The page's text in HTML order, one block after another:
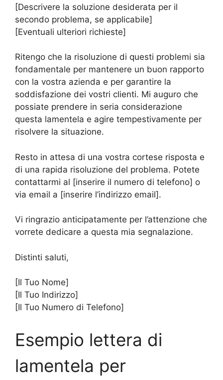
[Descrivere la soluzione desiderata per il
secondo problema, se applicabile]
[Eventuali ulteriori richieste]
Ritengo che la risoluzione di questi problemi sia
fondamentale per mantenere un buon rapporto
con la vostra azienda e per garantire la
soddisfazione dei vostri clienti. Mi auguro che
possiate prendere in seria considerazione
questa lamentela e agire tempestivamente per
risolvere la situazione.
Resto in attesa di una vostra cortese risposta e
di una rapida risoluzione del problema. Potete
contattarmi al [inserire il numero di telefono] o
via email a [inserire l’indirizzo email].
Vi ringrazio anticipatamente per l’attenzione che
vorrete dedicare a questa mia segnalazione.
Distinti saluti,
[Il Tuo Nome]
[Il Tuo Indirizzo]
[Il Tuo Numero di Telefono]
Esempio lettera di
lamentela per